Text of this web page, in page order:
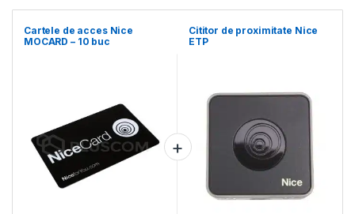
Cartele de acces Nice
MOCARD – 10 buc
Cititor de proximitate Nice
ETP